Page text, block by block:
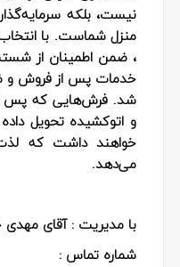
نیست، بلکه
منزل شماست. با
، ضمن اطمینان از
خدمات پس از فروش و
شد. فرش‌هایی که پس
و اتوکشیده تحویل
خواهند داشت که
می‌دهد.
با مدیریت : آقای مهدی
شماره تماس :